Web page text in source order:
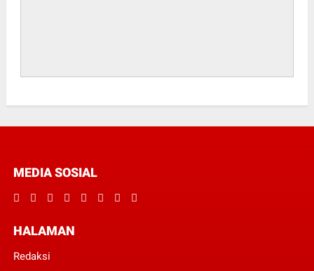
MEDIA SOSIAL
HALAMAN
Redaksi